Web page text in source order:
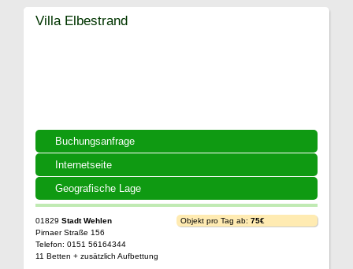
Buchungsanfrage
Internetseite
Geografische Lage
Villa Elbestrand
01829 Stadt Wehlen
Pirnaer Straße 156
Telefon: 0151 56164344
11 Betten + zusätzlich Aufbettung
Objekt pro Tag ab: 75€